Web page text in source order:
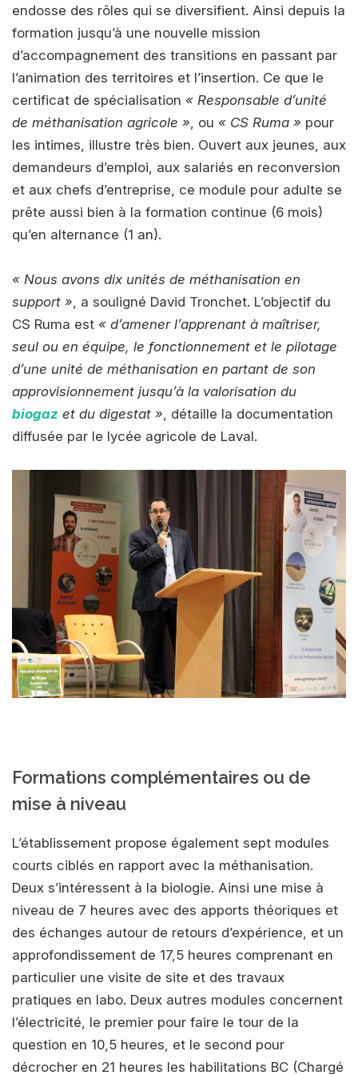
endosse des rôles qui se diversifient. Ainsi depuis la
formation jusqu’à une nouvelle mission
d’accompagnement des transitions en passant par
l’animation des territoires et l’insertion. Ce que le
certificat de spécialisation « Responsable d’unité
de méthanisation agricole » , ou « CS Ruma » pour
les intimes, illustre très bien. Ouvert aux jeunes, aux
demandeurs d’emploi, aux salariés en reconversion
et aux chefs d’entreprise, ce module pour adulte se
prête aussi bien à la formation continue (6 mois)
qu’en alternance (1 an).
« Nous avons dix unités de méthanisation en
support » , a souligné David Tronchet. L’objectif du
CS Ruma est « d’amener l’apprenant à maîtriser,
seul ou en équipe, le fonctionnement et le pilotage
d’une unité de méthanisation en partant de son
approvisionnement jusqu’à la valorisation du
biogaz et du digestat » , détaille la documentation
diffusée par le lycée agricole de Laval.
Formations complémentaires ou de
mise à niveau
L’établissement propose également sept modules
courts ciblés en rapport avec la méthanisation.
Deux s’intéressent à la biologie. Ainsi une mise à
niveau de 7 heures avec des apports théoriques et
des échanges autour de retours d’expérience, et un
approfondissement de 17,5 heures comprenant en
particulier une visite de site et des travaux
pratiques en labo. Deux autres modules concernent
l’électricité, le premier pour faire le tour de la
question en 10,5 heures, et le second pour
décrocher en 21 heures les habilitations BC (Chargé